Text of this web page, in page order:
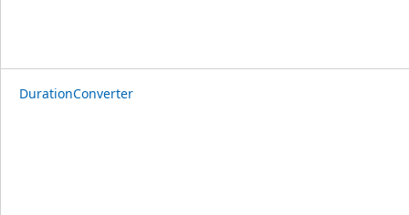
DurationConverter